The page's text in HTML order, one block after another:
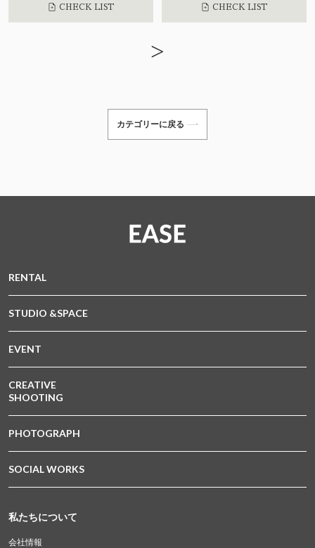
CHECK LIST CHECK LIST
>
カテゴリーに戻る
RENTAL
STUDIO &SPACE
EVENT
CREATIVE
SHOOTING
PHOTOGRAPH
SOCIAL WORKS
私たちについて
会社情報